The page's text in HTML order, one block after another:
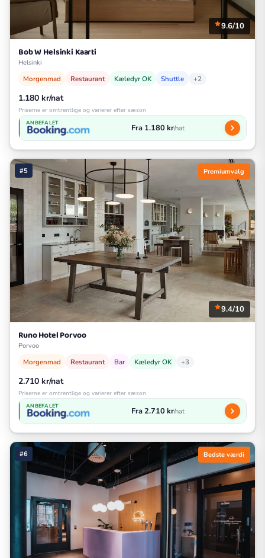
9.6/10
Bob W Helsinki Kaarti
Helsinki
Morgenmad Restaurant Kæledyr OK Shuttle +2
1.180 kr/nat
Priserne er omtrentlige og varierer efter sæson
ANBEFALET Fra 1.180 kr/nat
#5 Premiumvalg
9.4/10
Runo Hotel Porvoo
Porvoo
Morgenmad Restaurant Bar Kæledyr OK +3
2.710 kr/nat
Priserne er omtrentlige og varierer efter sæson
ANBEFALET Fra 2.710 kr/nat
#6 Bedste værdi